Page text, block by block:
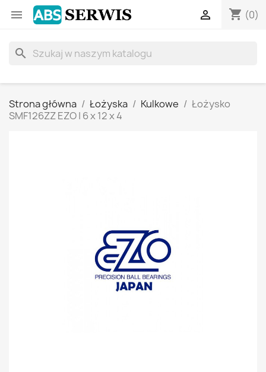
 shopping_cart (0)

search
Strona główna Łożyska Kulkowe
Łożysko
SMF126ZZ EZO | 6 x 12 x 4